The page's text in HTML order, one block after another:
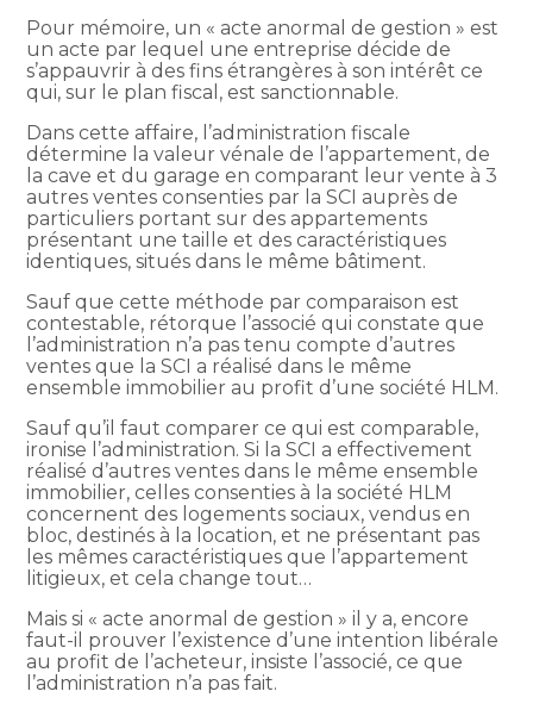
Pour mémoire, un « acte anormal de gestion » est
un acte par lequel une entreprise décide de
s’appauvrir à des fins étrangères à son intérêt ce
qui, sur le plan fiscal, est sanctionnable.
Dans cette affaire, l’administration fiscale
détermine la valeur vénale de l’appartement, de
la cave et du garage en comparant leur vente à 3
autres ventes consenties par la SCI auprès de
particuliers portant sur des appartements
présentant une taille et des caractéristiques
identiques, situés dans le même bâtiment.
Sauf que cette méthode par comparaison est
contestable, rétorque l’associé qui constate que
l’administration n’a pas tenu compte d’autres
ventes que la SCI a réalisé dans le même
ensemble immobilier au profit d’une société HLM.
Sauf qu’il faut comparer ce qui est comparable,
ironise l’administration. Si la SCI a effectivement
réalisé d’autres ventes dans le même ensemble
immobilier, celles consenties à la société HLM
concernent des logements sociaux, vendus en
bloc, destinés à la location, et ne présentant pas
les mêmes caractéristiques que l’appartement
litigieux, et cela change tout…
Mais si « acte anormal de gestion » il y a, encore
faut-il prouver l’existence d’une intention libérale
au profit de l’acheteur, insiste l’associé, ce que
l’administration n’a pas fait.